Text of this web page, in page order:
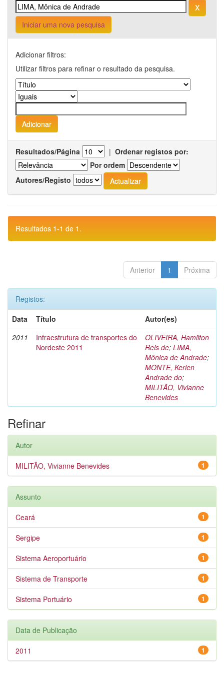
Iniciar uma nova pesquisa
Adicionar filtros:
Utilizar filtros para refinar o resultado da pesquisa.
Resultados/Página | Ordenar registos por:
Por ordem
Autores/Registo
Resultados 1-1 de 1.
Anterior 1 Próxima
Registos:
Data
Título
Autor(es)
2011
Infraestrutura de transportes do
Nordeste 2011
OLIVEIRA, Hamilton
Reis de; LIMA,
Mônica de Andrade;
MONTE, Kerlen
Andrade do;
MILITÃO, Vivianne
Benevides
Refinar
Autor
1
MILITÃO, Vivianne Benevides
Assunto
1
Ceará
1
Sergipe
1
Sistema Aeroportuário
1
Sistema de Transporte
1
Sistema Portuário
Data de Publicação
1
2011